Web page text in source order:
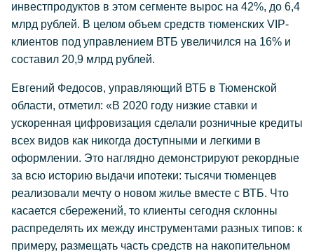
инвестпродуктов в этом сегменте вырос на 42%, до 6,4
млрд рублей. В целом объем средств тюменских VIP-
клиентов под управлением ВТБ увеличился на 16% и
составил 20,9 млрд рублей.
Евгений Федосов, управляющий ВТБ в Тюменской
области, отметил: «В 2020 году низкие ставки и
ускоренная цифровизация сделали розничные кредиты
всех видов как никогда доступными и легкими в
оформлении. Это наглядно демонстрируют рекордные
за всю историю выдачи ипотеки: тысячи тюменцев
реализовали мечту о новом жилье вместе с ВТБ. Что
касается сбережений, то клиенты сегодня склонны
распределять их между инструментами разных типов: к
примеру, размещать часть средств на накопительном